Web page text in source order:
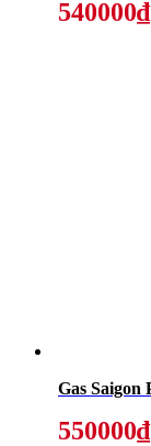
540000₫
550000₫